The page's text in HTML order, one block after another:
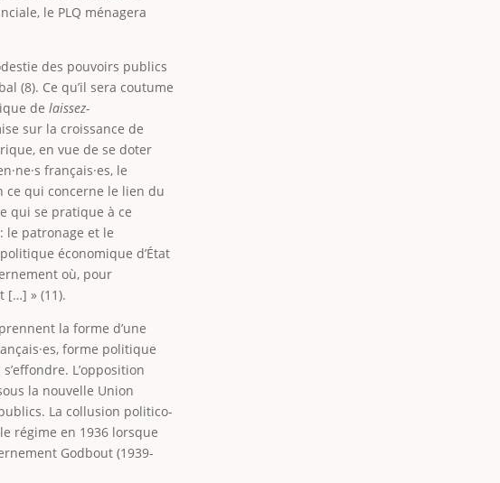
le PLQ ménagera
des pouvoirs publics
(8). Ce qu’il sera coutume
delaissez-
sur la croissance de
en vue de se doter
français·es, le
ce qui concerne le lien du
qui se pratique à ce
le patronage et le
économique d’État
où, pour
[…] » (11).
la forme d’une
forme politique
L’opposition
la nouvelle Union
La collusion politico-
régime en 1936 lorsque
Godbout (1939-